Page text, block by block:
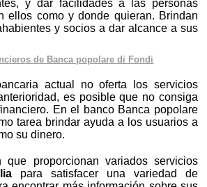
y dar facilidades a las personas
ellos como y donde quieran. Brindan
y socios a dar alcance a sus
de Banca popolare di Fondi
actual no oferta los servicios
es posible que no consiga
En el banco Banca popolare
tarea brindar ayuda a los usuarios a
su dinero.
proporcionan variados servicios
para satisfacer una variedad de